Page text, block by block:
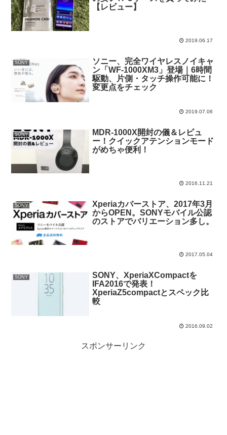
【レビュー】
2019.06.17
SONY
ソニー、完全ワイヤレスノイキャ
ン「WF-1000XM3」登場｜6時間
駆動、片側・タッチ操作可能に！
変更点をチェック
2019.07.06
SONY
MDR-1000X開封の儀＆レビュ
ー！クイックアテンションモード
がめちゃ便利！
2016.11.21
SONY
Xperiaカバーストア、2017年3月
からOPEN。SONYモバイル公認
のストアでバリエーション多し。
2017.05.04
SONY
SONY、XperiaXCompactを
IFA2016で発表！
XperiaZ5compactとスペック比
較
2016.09.02
スポンサーリンク